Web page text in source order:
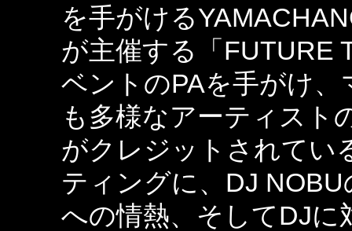
を手がける
が主催する「FUTURE
ベントのPAを手がけ
も多様なアーティスト
がクレジットされてい
ティングに、DJ
への情熱、そしてDJに